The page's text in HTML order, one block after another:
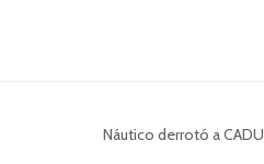
Náutico derrotó a CADU